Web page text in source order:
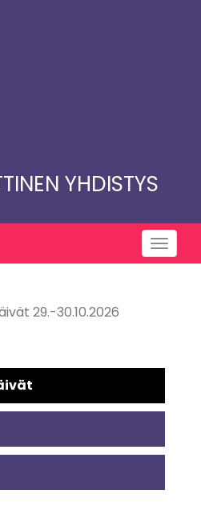
YHDISTYS
Toggle
29.-30.10.2026